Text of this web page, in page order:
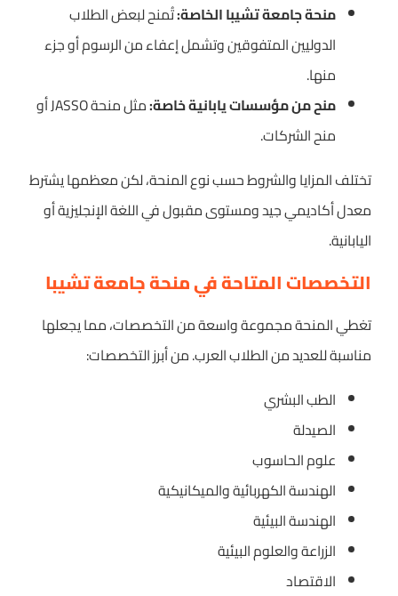
منحة جامعة تشيبا الخاصة:تُمنح لبعض الطلاب
الدوليين المتفوقين وتشمل إعفاء من الرسوم أو جزء
منها.
منح من مؤسسات يابانية خاصة:
مثل منحة JASSO أو
منح الشركات.
تختلف المزايا والشروط حسب نوع المنحة، لكن معظمها يشترط
معدل أكاديمي جيد ومستوى مقبول في اللغة الإنجليزية أو
اليابانية.
التخصصات المتاحة في منحة جامعة تشيبا
تغطي المنحة مجموعة واسعة من التخصصات، مما يجعلها
مناسبة للعديد من الطلاب العرب. من أبرز التخصصات:
الطب البشري
الصيدلة
علوم الحاسوب
الهندسة الكهربائية والميكانيكية
الهندسة البيئية
الزراعة والعلوم البيئية
الاقتصاد